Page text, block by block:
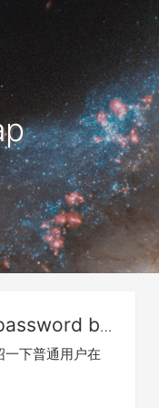
by
下普通用户在